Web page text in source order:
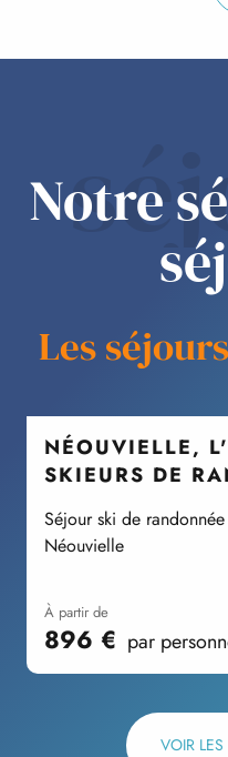
Notre
Les
NÉOUVIELLE,
SKIEURS DE
Séjour ski de
Néouvielle
à partir de
896 € par
VOIR LES